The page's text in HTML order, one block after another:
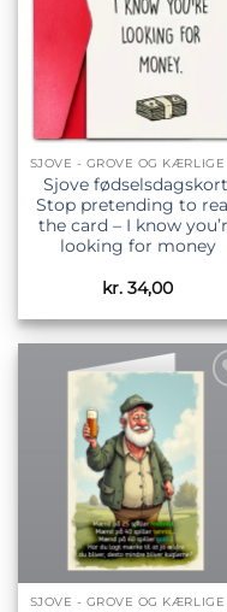
Sjove
Stop pretending to
the card – I know
looking for money
kr. 34,00
Tilføj til